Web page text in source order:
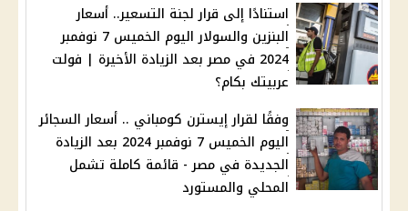
استنادًا إلى قرار لجنة التسعير.. أسعار
البنزين والسولار اليوم الخميس 7 نوفمبر
2024 في مصر بعد الزيادة الأخيرة | فولت
عربيتك بكام؟
وفقًا لقرار إيسترن كومباني .. أسعار السجائر
اليوم الخميس 7 نوفمبر 2024 بعد الزيادة
الجديدة في مصر - قائمة كاملة تشمل
المحلي والمستورد